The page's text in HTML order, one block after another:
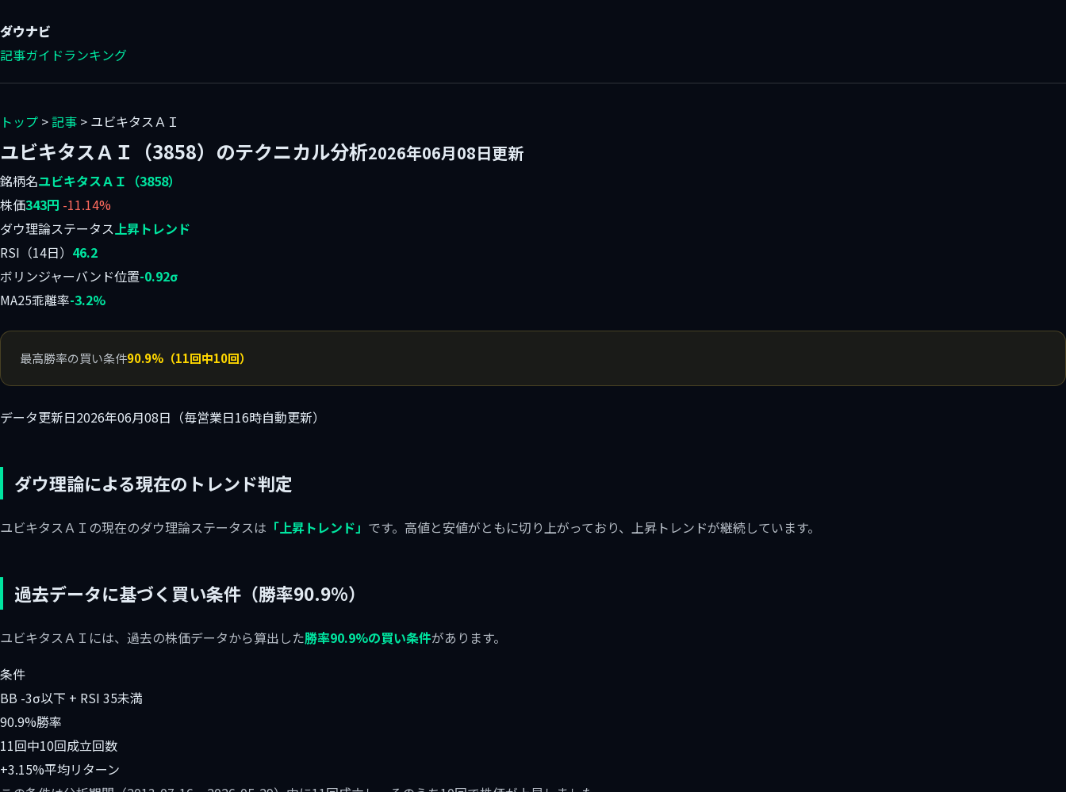
ダウナビ
記事ガイドランキング
トップ >記事 > ユビキタスＡＩ
ユビキタスＡＩ（3858）のテクニカル分析2026年06月08日更新
銘柄名ユビキタスＡＩ（3858）
株価343円 -11.14%
ダウ理論ステータス上昇トレンド
RSI（14日） 46.2
ボリンジャーバンド位置-0.92σ
MA25乖離率-3.2%
最高勝率の買い条件90.9%（11回中10回）
データ更新日2026年06月08日（毎営業日16時自動更新）
ダウ理論による現在のトレンド判定
ユビキタスＡＩの現在のダウ理論ステータスは 「上昇トレンド」 です。高値と安値がともに切り上がっており、上昇トレンドが継続しています。
過去データに基づく買い条件（勝率90.9%）
ユビキタスＡＩには、過去の株価データから算出した勝率90.9%の買い条件があります。
条件
BB -3σ以下 + RSI 35未満
90.9%勝率
11回中10回成立回数
+3.15%平均リターン